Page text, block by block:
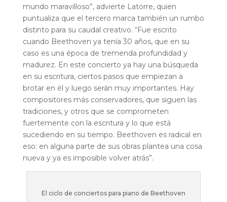
mundo maravilloso”, advierte Latorre, quien
puntualiza que el tercero marca también un rumbo
distinto para su caudal creativo. “Fue escrito
cuando Beethoven ya tenía 30 años, que en su
caso es una época de tremenda profundidad y
madurez. En este concierto ya hay una búsqueda
en su escritura, ciertos pasos que empiezan a
brotar en él y luego serán muy importantes. Hay
compositores más conservadores, que siguen las
tradiciones, y otros que se comprometen
fuertemente con la escritura y lo que está
sucediendo en su tiempo. Beethoven es radical en
eso: en alguna parte de sus obras plantea una cosa
nueva y ya es imposible volver atrás”.
El ciclo de conciertos para piano de Beethoven